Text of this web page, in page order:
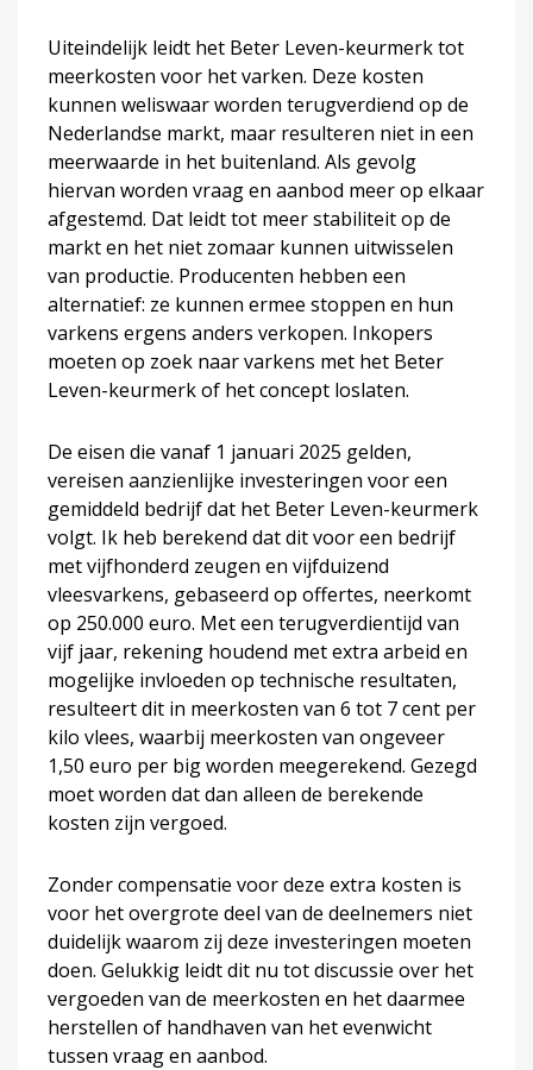
Uiteindelijk leidt het Beter Leven-keurmerk tot
meerkosten voor het varken. Deze kosten
kunnen weliswaar worden terugverdiend op de
Nederlandse markt, maar resulteren niet in een
meerwaarde in het buitenland. Als gevolg
hiervan worden vraag en aanbod meer op elkaar
afgestemd. Dat leidt tot meer stabiliteit op de
markt en het niet zomaar kunnen uitwisselen
van productie. Producenten hebben een
alternatief: ze kunnen ermee stoppen en hun
varkens ergens anders verkopen. Inkopers
moeten op zoek naar varkens met het Beter
Leven-keurmerk of het concept loslaten.
De eisen die vanaf 1 januari 2025 gelden,
vereisen aanzienlijke investeringen voor een
gemiddeld bedrijf dat het Beter Leven-keurmerk
volgt. Ik heb berekend dat dit voor een bedrijf
met vijfhonderd zeugen en vijfduizend
vleesvarkens, gebaseerd op offertes, neerkomt
op 250.000 euro. Met een terugverdientijd van
vijf jaar, rekening houdend met extra arbeid en
mogelijke invloeden op technische resultaten,
resulteert dit in meerkosten van 6 tot 7 cent per
kilo vlees, waarbij meerkosten van ongeveer
1,50 euro per big worden meegerekend. Gezegd
moet worden dat dan alleen de berekende
kosten zijn vergoed.
Zonder compensatie voor deze extra kosten is
voor het overgrote deel van de deelnemers niet
duidelijk waarom zij deze investeringen moeten
doen. Gelukkig leidt dit nu tot discussie over het
vergoeden van de meerkosten en het daarmee
herstellen of handhaven van het evenwicht
tussen vraag en aanbod.